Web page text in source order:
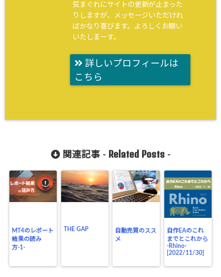
気まぐれにサイトの更新が止まった
りしますが、メッセージいただけれ
ばかなり喜びます。よろしくお願い
いたしまーす。
詳しいプロフィールは
こちら
関連記事 - Related Posts-
MT4のレポート
結果の読み
方-1-
THE GAP
自動売買のスス
メ
自作EAのこれ
までとこれから
-Rhino-
[2022/11/30]